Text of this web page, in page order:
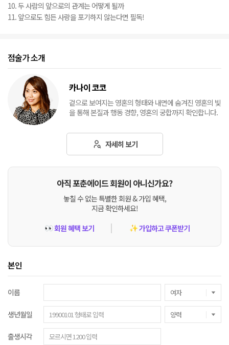
10. 두 사람의 앞으로의 관계는 어떻게 될까
11. 앞으로도 힘든 사랑을 포기하지 않는다면 필독!
점술가 소개
카나이 코코
겉으로 보여지는 영혼의 형태와 내면에 숨겨진 영혼의 빛
을 통해 본질과 행동 경향, 영혼의 궁합까지 확인합니다.
자세히 보기
아직 포춘에이드 회원이 아니신가요?
놓칠 수 없는 특별한 회원 & 가입 혜택,
지금 확인하세요!
👀회원 혜택 보기 ✨가입하고 쿠폰받기
본인
이름
생년월일
출생시각